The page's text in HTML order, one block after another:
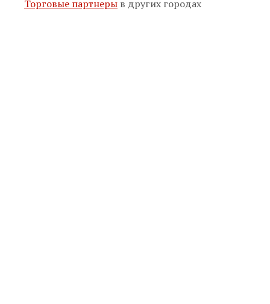
Торговые партнеры в других городах